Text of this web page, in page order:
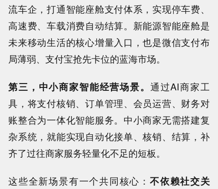
流车企，打通智能座舱支付体系，实现停车费、
高速费、车载消费自动结算。新能源智能座舱是
未来移动生活的核心增量入口，也是微信支付布
局薄弱、支付宝抢先卡位的蓝海市场。
第三，中小商家智能经营场景。 通过AI商家工
具，将支付核销、订单管理、会员运营、财务对
账整合为一体化智能服务。中小商家无需搭建复
杂系统，就能实现自动化接单、核销、结算，补
齐了过往商家服务轻量化不足的短板。
这些全新场景有一个共同核心：不依赖社交关